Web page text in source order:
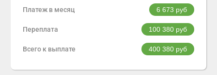
Платеж в месяц 6 673 руб
Переплата 100 380руб
Всего к выплате 400 380руб